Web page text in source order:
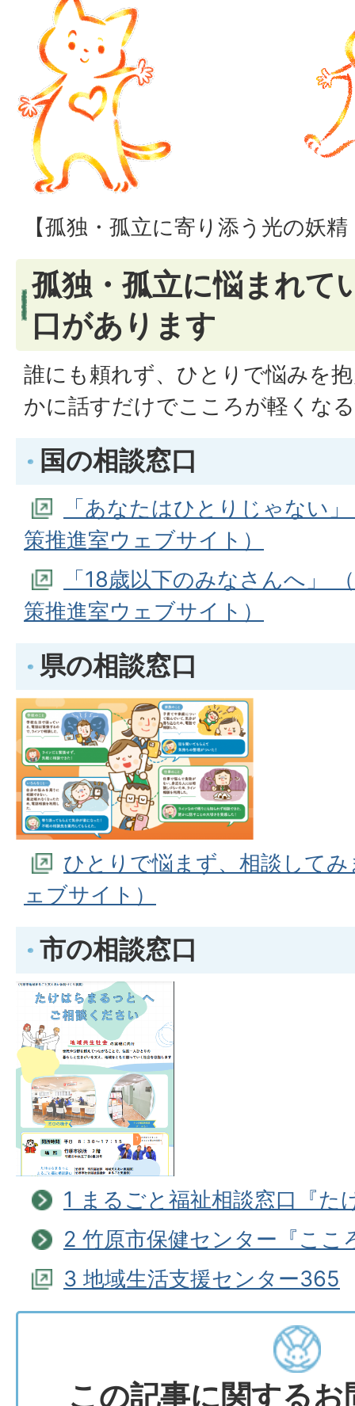
【孤独・孤立に寄り添う光の妖
孤独・孤立に悩まれて
口があります
誰にも頼れず、ひとりで悩みを
かに話すだけでこころが軽くな
国の相談窓口
「あなたはひとりじゃない
策推進室ウェブサイト）
「18歳以下のみなさんへ」
策推進室ウェブサイト）
県の相談窓口
ひとりで悩まず、相談して
ェブサイト）
市の相談窓口
1 まるごと福祉相談窓口『た
2 竹原市保健センター『ここ
3 地域生活支援センター365
この記事に関する